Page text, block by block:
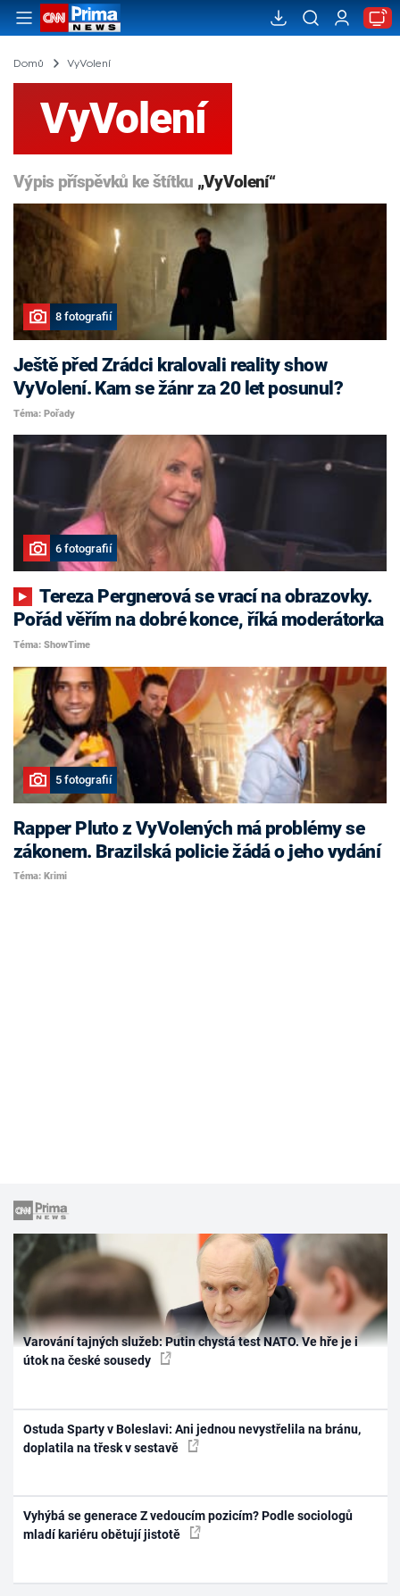
Domů VyVolení
VyVolení
Výpis příspěvků ke štítku „VyVolení“
8 fotografií
Ještě před Zrádci kralovali reality show
VyVolení. Kam se žánr za 20 let posunul?
Téma: Pořady
6 fotografií
Tereza Pergnerová se vrací na obrazovky.
Pořád věřím na dobré konce, říká moderátorka
Téma: ShowTime
5 fotografií
Rapper Pluto z VyVolených má problémy se
zákonem. Brazilská policie žádá o jeho vydání
Téma: Krimi
Varování tajných služeb: Putin chystá test NATO. Ve hře je i
útok na české sousedy
Ostuda Sparty v Boleslavi: Ani jednou nevystřelila na bránu,
doplatila na třesk v sestavě
Vyhýbá se generace Z vedoucím pozicím? Podle sociologů
mladí kariéru obětují jistotě